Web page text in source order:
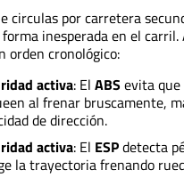
circulas por carretera
inesperada en el
orden cronológico:
activa: El ABS evita que
al frenar bruscamente,
de dirección.
activa: El ESPdetecta
la trayectoria frenando